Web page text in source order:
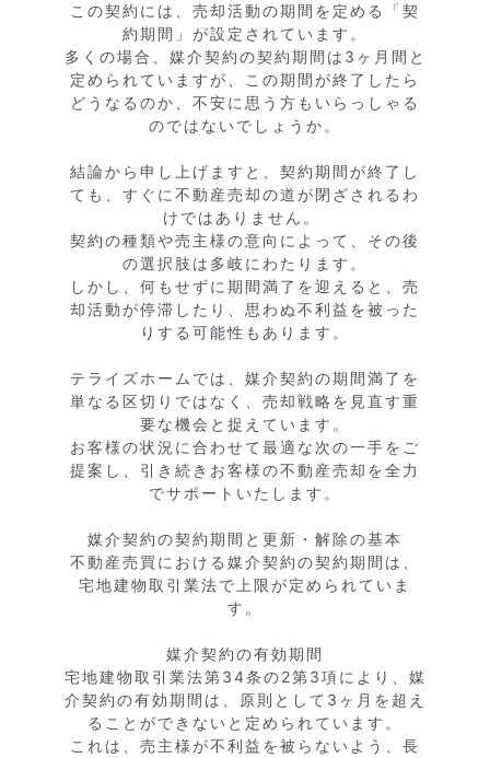
リクエスト登録
この契約には、売却活動の期間を定める「契
約期間」が設定されています。
多くの場合、媒介契約の契約期間は3ヶ月間と
定められていますが、この期間が終了したら
どうなるのか、不安に思う方もいらっしゃる
のではないでしょうか。
結論から申し上げますと、契約期間が終了し
ても、すぐに不動産売却の道が閉ざされるわ
けではありません。
契約の種類や売主様の意向によって、その後
の選択肢は多岐にわたります。
しかし、何もせずに期間満了を迎えると、売
却活動が停滞したり、思わぬ不利益を被った
りする可能性もあります。
テライズホームでは、媒介契約の期間満了を
単なる区切りではなく、売却戦略を見直す重
要な機会と捉えています。
お客様の状況に合わせて最適な次の一手をご
提案し、引き続きお客様の不動産売却を全力
でサポートいたします。
媒介契約の契約期間と更新・解除の基本
不動産売買における媒介契約の契約期間は、
宅地建物取引業法で上限が定められていま
す。
媒介契約の有効期間
宅地建物取引業法第34条の2第3項により、媒
介契約の有効期間は、原則として3ヶ月を超え
ることができないと定められています。
これは、売主様が不利益を被らないよう、長